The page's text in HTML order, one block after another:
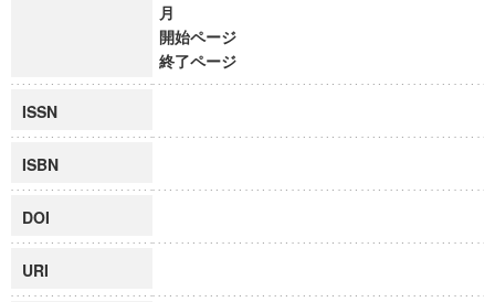
月
開始ページ
終了ページ
ISSN
ISBN
DOI
URI